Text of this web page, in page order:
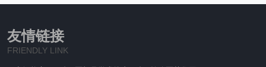
友情链接
FRIENDLY LINK